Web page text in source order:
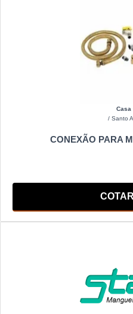
Casa
/ Santo
CONEXÃO PARA